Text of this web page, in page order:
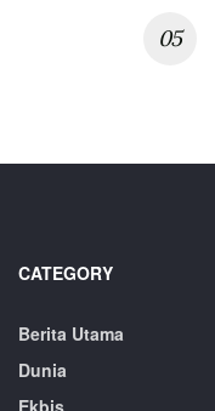
CATEGORY
Berita Utama
Dunia
Ekbis